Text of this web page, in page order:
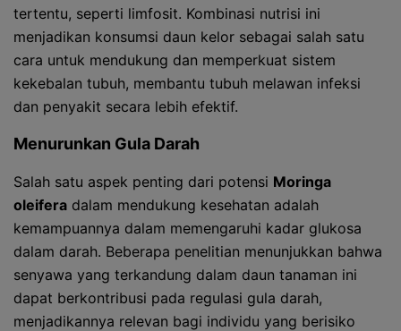
tertentu, seperti limfosit. Kombinasi nutrisi ini
menjadikan konsumsi daun kelor sebagai salah satu
cara untuk mendukung dan memperkuat sistem
kekebalan tubuh, membantu tubuh melawan infeksi
dan penyakit secara lebih efektif.
Menurunkan Gula Darah
Salah satu aspek penting dari potensi Moringa
oleifera dalam mendukung kesehatan adalah
kemampuannya dalam memengaruhi kadar glukosa
dalam darah. Beberapa penelitian menunjukkan bahwa
senyawa yang terkandung dalam daun tanaman ini
dapat berkontribusi pada regulasi gula darah,
menjadikannya relevan bagi individu yang berisiko